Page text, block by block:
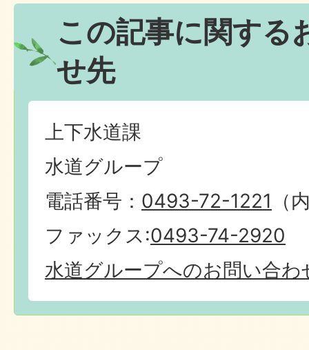
この記事に関する
せ先
上下水道課
水道グループ
電話番号： 0493-72-1221 （
ファックス:0493-74-2920
水道グループへのお問い合わ